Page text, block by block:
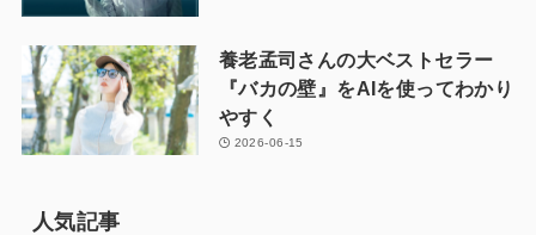
養老孟司さんの大ベストセラー
『バカの壁』をAIを使ってわかり
やすく
2026-06-15
人気記事